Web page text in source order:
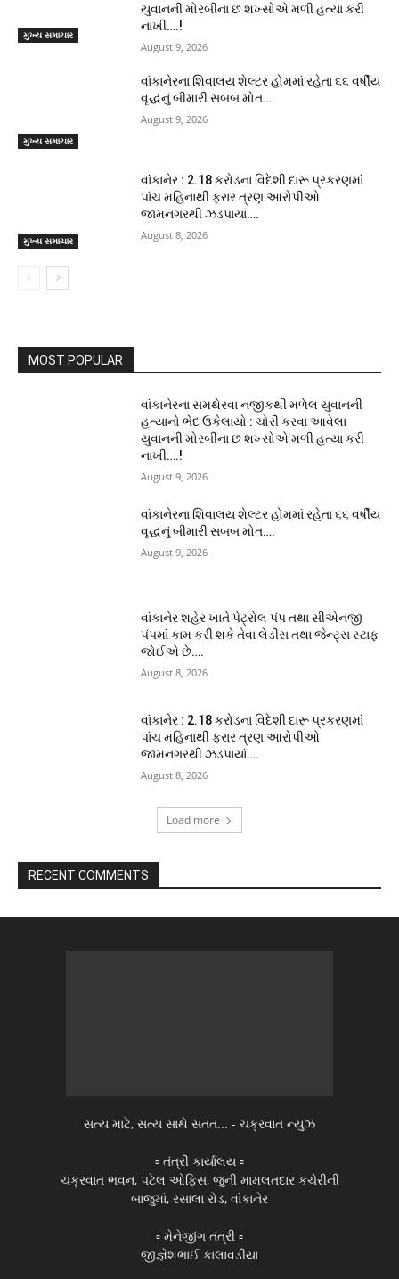
મુખ્ય સમાચાર
યુવાનની મોરબીના છ શખ્સોએ મળી હત્યા કરી
નાખી….!
August 9, 2026
મુખ્ય સમાચાર
વાંકાનેરના શિવાલય શેલ્ટર હોમમાં રહેતા ૬૬ વર્ષીય
વૃદ્ધનું બીમારી સબબ મોત….
August 9, 2026
મુખ્ય સમાચાર
વાંકાનેર : 2.18 કરોડના વિદેશી દારૂ પ્રકરણમાં
પાંચ મહિનાથી ફરાર ત્રણ આરોપીઓ
જામનગરથી ઝડપાયાં….
August 8, 2026
MOST POPULAR
વાંકાનેરના સમથેરવા નજીકથી મળેલ યુવાનની
હત્યાનો ભેદ ઉકેલાયો : ચોરી કરવા આવેલા
યુવાનની મોરબીના છ શખ્સોએ મળી હત્યા કરી
નાખી….!
August 9, 2026
વાંકાનેરના શિવાલય શેલ્ટર હોમમાં રહેતા ૬૬ વર્ષીય
વૃદ્ધનું બીમારી સબબ મોત….
August 9, 2026
વાંકાનેર શહેર ખાતે પેટ્રોલ પંપ તથા સીએનજી
પંપમાં કામ કરી શકે તેવા લેડીસ તથા જેન્ટ્સ સ્ટાફ
જોઈએ છે….
August 8, 2026
વાંકાનેર : 2.18 કરોડના વિદેશી દારૂ પ્રકરણમાં
પાંચ મહિનાથી ફરાર ત્રણ આરોપીઓ
જામનગરથી ઝડપાયાં….
August 8, 2026
Load more
RECENT COMMENTS
સત્ય માટે, સત્ય સાથે સતત... - ચક્રવાત ન્યુઝ
▫️ તંત્રી કાર્યાલય ▫️
ચક્રવાત ભવન, પટેલ ઓફિસ, જુની મામલતદાર કચેરીની
બાજુમાં, રસાલા રોડ, વાંકાનેર
▫️ મેનેજીંગ તંત્રી ▫️
જીજ્ઞેશભાઈ કાલાવડીયા